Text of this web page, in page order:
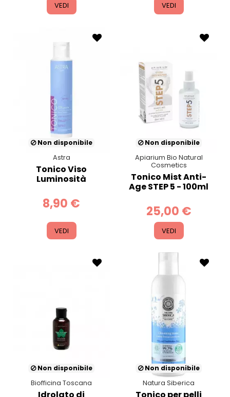
VEDI VEDI
Non disponibile
Astra
Tonico Viso
Luminosità
8,90 €
VEDI
Non disponibile
Apiarium Bio Natural
Cosmetics
Tonico Mist Anti-
Age STEP 5 - 100ml
25,00 €
VEDI
Non disponibile
Biofficina Toscana
Idrolato di
Non disponibile
Natura Siberica
Tonico per pelli